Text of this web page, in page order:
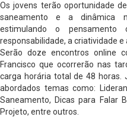
Os jovens terão oportunidade
saneamento e a dinâmica
estimulando o
responsabilidade, a criatividade e
Serão doze encontros online
Francisco que ocorrerão nas
carga horária total de 48 horas.
abordados temas como:
Saneamento, Dicas para Falar
Projeto, entre outros.